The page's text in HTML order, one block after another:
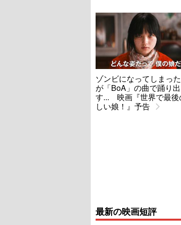
ゾンビになってしまっ
が「BoA」の曲で踊り出
す... 映画『世界で最後
しい娘！』予告
最新の映画短評